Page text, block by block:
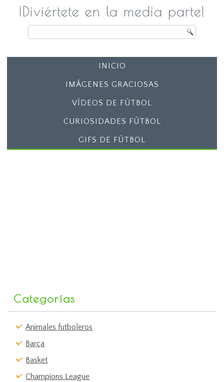
¡Diviértete en la media parte!
INICIO
IMÁGENES GRACIOSAS
VÍDEOS DE FÚTBOL
CURIOSIDADES FÚTBOL
GIFS DE FÚTBOL
Categorías
Animales futboleros
Barça
Basket
Champions League